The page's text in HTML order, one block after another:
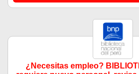
¿Necesitas empleo?